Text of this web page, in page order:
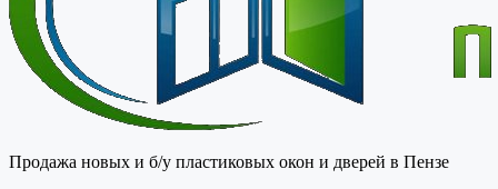
Продажа новых и б/у пластиковых окон и дверей в Пензе